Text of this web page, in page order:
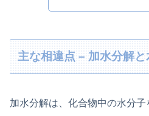
主な相違点 – 加水分解
加水分解は、化合物中の水分